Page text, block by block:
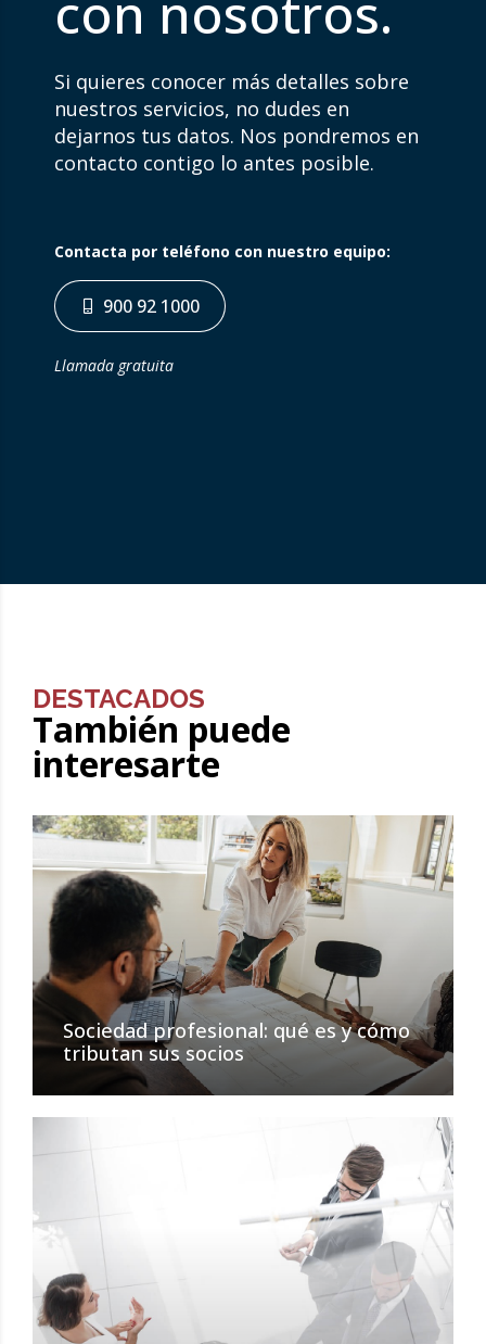
Si quieres conocer más detalles sobre
nuestros servicios, no dudes en
dejarnos tus datos. Nos pondremos en
contacto contigo lo antes posible.
Contacta por teléfono con nuestro equipo:
900 92 1000
Llamada gratuita
DESTACADOS
También puede
interesarte
Sociedad profesional: qué es y cómo
tributan sus socios